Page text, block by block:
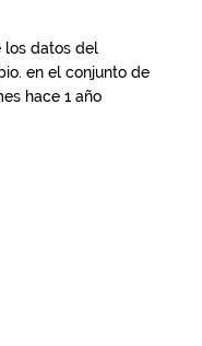
los datos del
en el conjunto de
hace 1 año